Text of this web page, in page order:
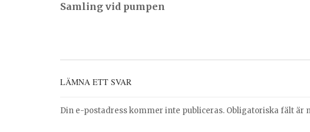
navigation
Samling vid pumpen
LÄMNA ETT SVAR
Din e-postadress kommer inte publiceras. Obligatoriska fält är